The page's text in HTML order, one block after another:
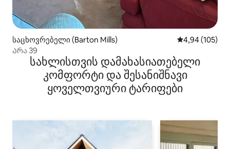
საცხოვრებელი (Barton Mills) საშუალო
4,94 (105)
Არა 39
სახლისთვის დამახასიათებელი
კომფორტი და შესანიშნავი
ყოველთვიური ტარიფები